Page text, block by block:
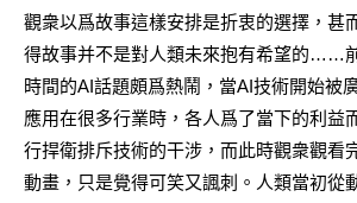
觀衆以爲故事這樣安排是折衷的選擇，甚
得故事并不是對人類未來抱有希望的……
時間的AI話題頗爲熱鬧，當AI技術開始被
應用在很多行業時，各人爲了當下的利益
行捍衛排斥技術的干涉，而此時觀衆觀看
動畫，只是覺得可笑又諷刺。人類當初從